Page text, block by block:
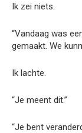
Ik zei niets.
“Vandaag was
gemaakt. We
Ik lachte.
“Je meent dit.”
“Je bent